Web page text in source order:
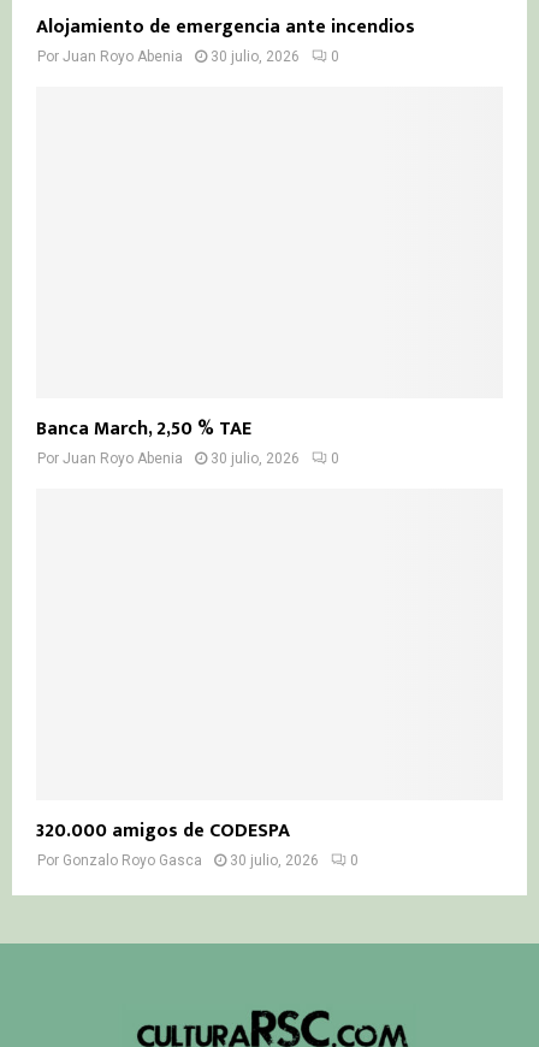
Alojamiento de emergencia ante incendios
Por Juan Royo Abenia 30 julio, 2026 0
Banca March, 2,50 % TAE
Por Juan Royo Abenia 30 julio, 2026 0
320.000 amigos de CODESPA
Por Gonzalo Royo Gasca 30 julio, 2026 0